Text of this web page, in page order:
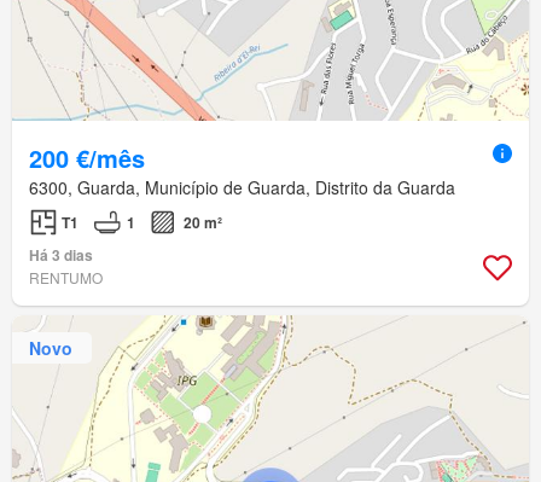
200 €/mês
6300, Guarda, Município de Guarda, Distrito da Guarda
T1 1
20 m²
Há 3 dias
RENTUMO
Novo